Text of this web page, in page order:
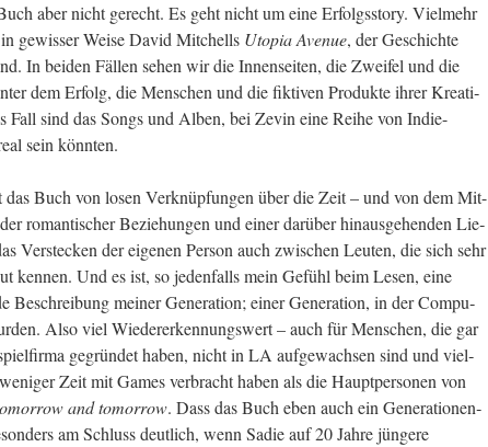
aber nicht gerecht. Es geht nicht um eine Erfolgs­sto­ry. Viel­mehr
gewis­ser Wei­se David Mit­chells Uto­pia Ave­nue, der Geschich­te
In bei­den Fäl­len sehen wir die Innen­sei­ten, die Zwei­fel und die
dem Erfolg, die Men­schen und die fik­ti­ven Pro­duk­te ihrer Krea­ti­
Fall sind das Songs und Alben, bei Zevin eine Rei­he von Indie-
sein könnten.
Buch von losen Ver­knüp­fun­gen über die Zeit – und von dem Mit-
roman­ti­scher Bezie­hun­gen und einer dar­über hin­aus­ge­hen­den Lie­
Ver­ste­cken der eige­nen Per­son auch zwi­schen Leu­ten, die sich sehr
ken­nen. Und es ist, so jeden­falls mein Gefühl beim Lesen, eine
Beschrei­bung mei­ner Gene­ra­ti­on; einer Gene­ra­ti­on, in der Com­pu­
Also viel Wie­der­erken­nungs­wert – auch für Men­schen, die gar
gegrün­det haben, nicht in LA auf­ge­wach­sen sind und viel­
Zeit mit Games ver­bracht haben als die Haupt­per­so­nen von
and tomor­row. Dass das Buch eben auch ein Gene­ra­tio­nen­
am Schluss deut­lich, wenn Sadie auf 20 Jah­re jün­ge­re